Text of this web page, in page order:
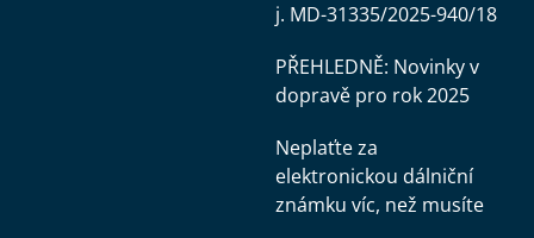
j. MD-31335/2025-940/18
PŘEHLEDNĚ: Novinky v
dopravě pro rok 2025
Neplaťte za
elektronickou dálniční
známku víc, než musíte